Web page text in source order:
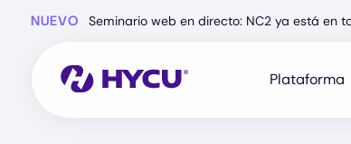
NUEVO Seminario web en directo: NC2 ya está en
Plataforma